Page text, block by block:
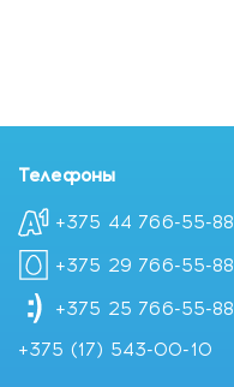
Телефоны
+375 44 766-55-88
+375 29 766-55-88
+375 25 766-55-88
+375 (17) 543-00-10